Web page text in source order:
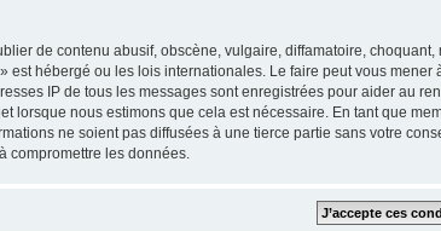
de contenu abusif, obscène, vulgaire, diffamatoire,
est hébergé ou les lois internationales. Le faire peut vous
IP de tous les messages sont enregistrées pour aider au
lorsque nous estimons que cela est nécessaire. En tant que
ne soient pas diffusées à une tierce partie sans votre
compromettre les données.